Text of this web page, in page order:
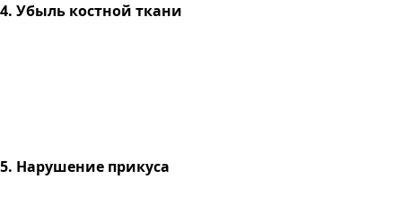
4. Убыль костной ткани
5. Нарушение прикуса